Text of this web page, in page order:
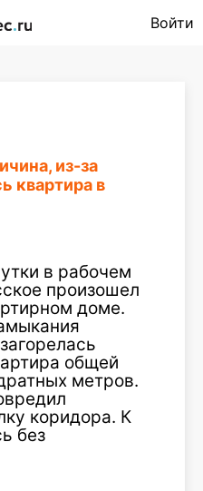
Войти
из-за
квартира в
в рабочем
произошел
доме.
общей
метров.
коридора. К
без